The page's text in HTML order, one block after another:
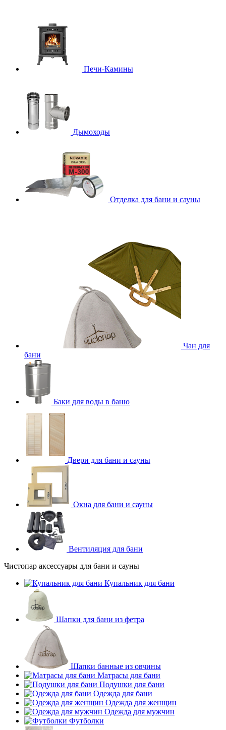
Печи-Камины
Дымоходы
Отделка для бани и сауны
Чан для
бани
Баки для воды в баню
Двери для бани и сауны
Окна для бани и сауны
Вентиляция для бани
Чистопар аксессуары для бани и сауны
Купальник для бани
Шапки для бани из фетра
Шапки банные из овчины
Матрасы для бани
Подушки для бани
Одежда для бани
Одежда для женщин
Одежда для мужчин
Футболки